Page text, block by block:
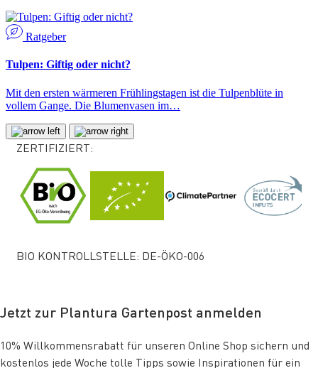
Ratgeber
Tulpen: Giftig oder nicht?
Mit den ersten wärmeren Frühlingstagen ist die Tulpenblüte in
vollem Gange. Die Blumenvasen im…
ZERTIFIZIERT:
BIO KONTROLLSTELLE: DE-ÖKO-006
Jetzt zur Plantura Gartenpost anmelden
10% Willkommensrabatt für unseren Online Shop sichern und
kostenlos jede Woche tolle Tipps sowie Inspirationen für ein